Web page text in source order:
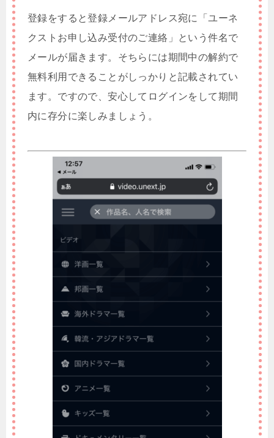
登録をすると登録メールアドレス宛に「ユーネ
クストお申し込み受付のご連絡」という件名で
メールが届きます。そちらには期間中の解約で
無料利用できることがしっかりと記載されてい
ます。ですので、安心してログインをして期間
内に存分に楽しみましょう。